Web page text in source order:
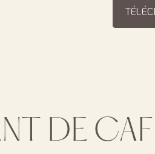
DE